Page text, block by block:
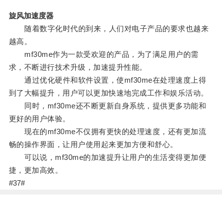
旋风加速度器
随着数字化时代的到来，人们对电子产品的要求也越来
越高。
mf30me作为一款受欢迎的产品，为了满足用户的需
求，不断进行技术升级，加速提升性能。
通过优化硬件和软件设置，使mf30me在处理速度上得
到了大幅提升，用户可以更加快速地完成工作和娱乐活动。
同时，mf30me还不断更新自身系统，提供更多功能和
更好的用户体验。
现在的mf30me不仅拥有更快的处理速度，还有更加流
畅的操作界面，让用户使用起来更加方便和舒心。
可以说，mf30me的加速提升让用户的生活变得更加便
捷，更加高效。
#37#